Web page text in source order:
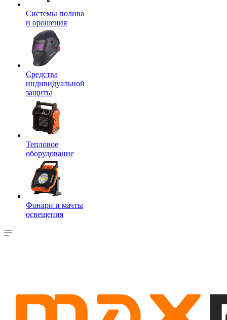
Системы полива
и орошения
Средства
индивидуальной
защиты
Тепловое
оборудование
Фонари и мачты
освещения